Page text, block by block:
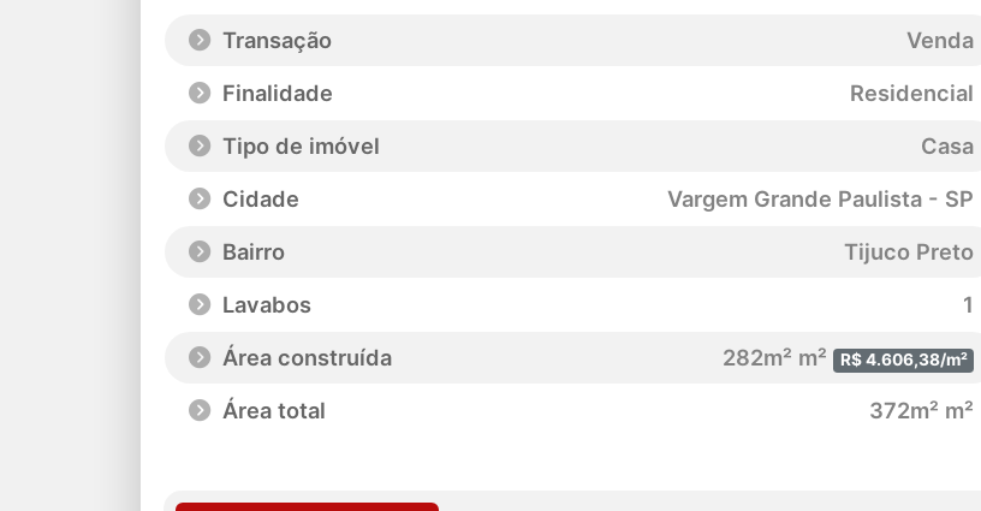
Transação
Venda
Finalidade
Residencial
Tipo de imóvel
Casa
Cidade
Vargem Grande Paulista - SP
Bairro
Tijuco Preto
Lavabos
1
Área construída
282m² m² R$ 4.606,38/m²
Área total 372m² m²